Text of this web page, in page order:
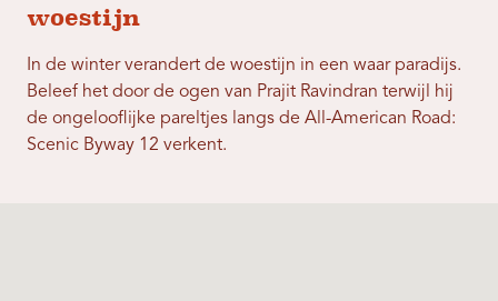
woestijn
In de winter verandert de woestijn in een waar paradijs.
Beleef het door de ogen van Prajit Ravindran terwijl hij
de ongelooflijke pareltjes langs de All-American Road:
Scenic Byway 12 verkent.